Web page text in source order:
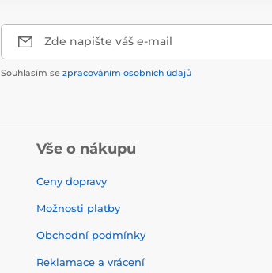
Zde napište váš e-mail
Souhlasím se zpracováním osobních údajů
Vše o nákupu
Ceny dopravy
Možnosti platby
Obchodní podmínky
Reklamace a vrácení